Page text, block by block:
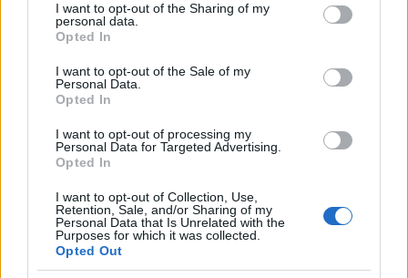
not limited to your visit or usage behaviour. You may click to
grant or deny consent to Google and its third-party tags to
use your data for below specified purposes in below Google
consent section.
I want to opt-out of the Sharing of my
personal data.
Opted In
I want to opt-out of the Sale of my
Personal Data.
Opted In
I want to opt-out of processing my
Personal Data for Targeted Advertising.
Opted In
I want to opt-out of Collection, Use,
Retention, Sale, and/or Sharing of my
Personal Data that Is Unrelated with the
Purposes for which it was collected.
Opted Out